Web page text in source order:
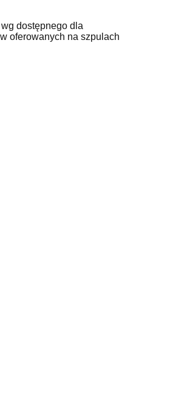
dostępnego dla
oferowanych na szpulach